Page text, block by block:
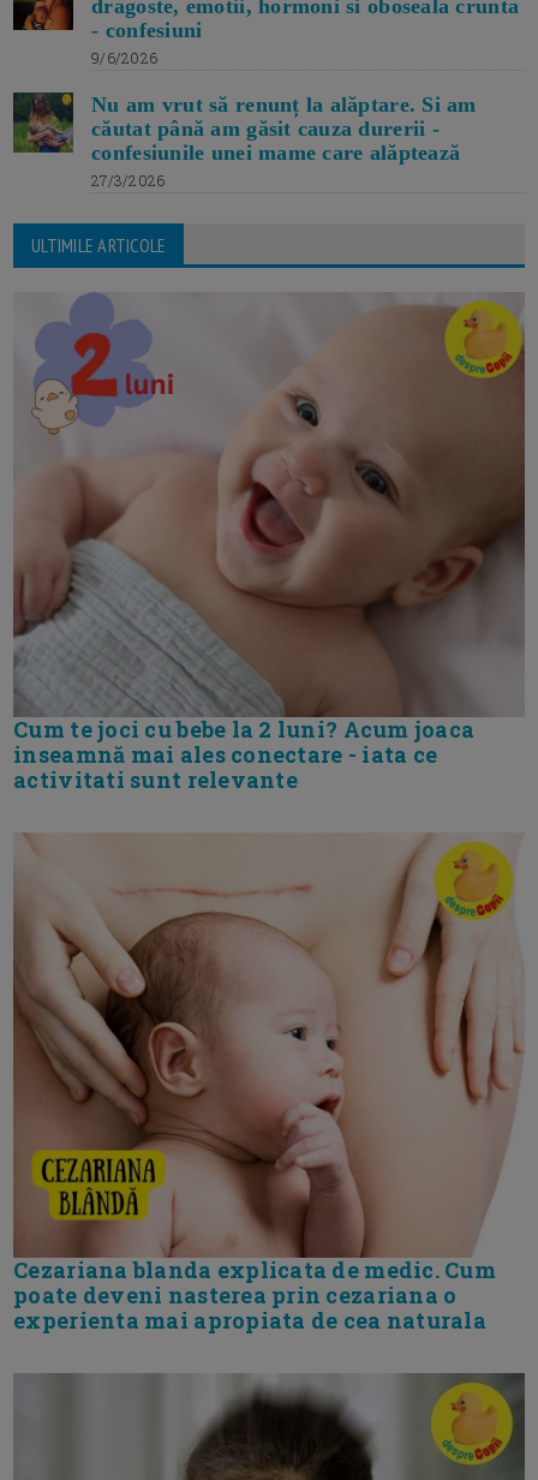
dragoste, emotii, hormoni si oboseala crunta
- confesiuni
9/6/2026
Nu am vrut să renunț la alăptare. Si am
căutat până am găsit cauza durerii -
confesiunile unei mame care alăptează
27/3/2026
ULTIMILE ARTICOLE
Cum te joci cu bebe la 2 luni? Acum joaca
inseamnă mai ales conectare - iata ce
activitati sunt relevante
Cezariana blanda explicata de medic. Cum
poate deveni nasterea prin cezariana o
experienta mai apropiata de cea naturala